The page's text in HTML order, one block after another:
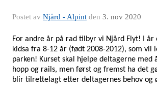
Postet av Njård - Alpint den 3. nov 2020
For andre år på rad tilbyr vi Njård Flyt! I
kidsa fra 8-12 år (født 2008-2012), som vil
parken! Kurset skal hjelpe deltagerne med
hopp og rails, men først og fremst ha det
blir tilrettelagt etter deltagernes behov og